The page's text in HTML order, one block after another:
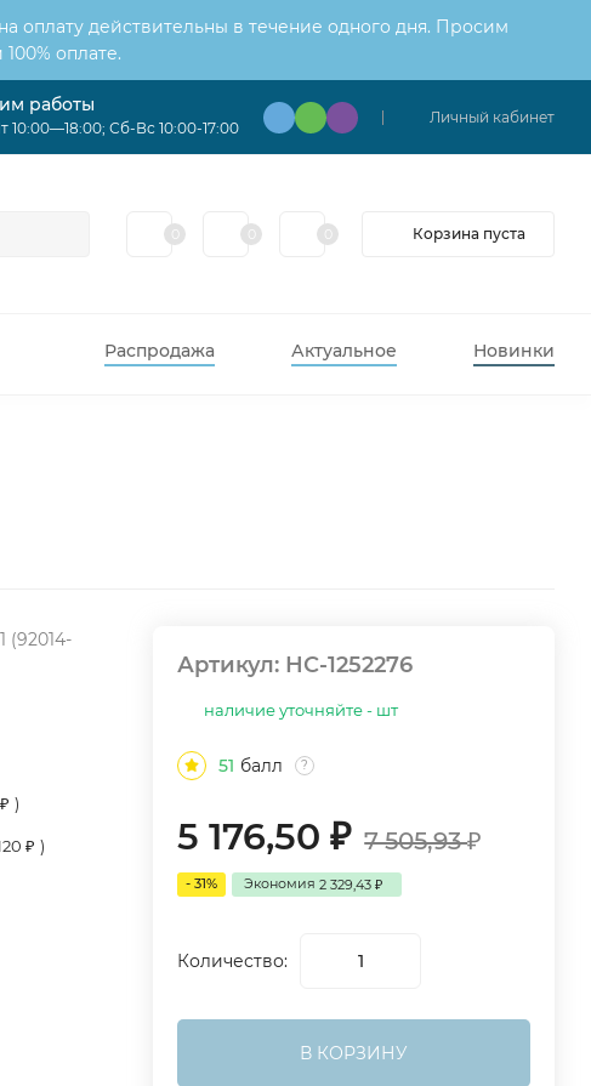
оплату действительны в течение одного дня. Просим
оплате.
работы
10:00—18:00; Сб-Вс 10:00-17:00
Личный кабинет
Корзина пуста
Распродажа Актуальное Новинки
(92014-
₽ )
₽ )
Артикул: НС-1252276
наличие уточняйте - шт
51 балл ?
5 176,50₽ 7 505,93₽
- 31% Экономия2 329,43₽
Количество:
В КОРЗИНУ